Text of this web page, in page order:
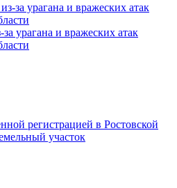
урагана и вражеских атак
регистрацией в Ростовской
участок